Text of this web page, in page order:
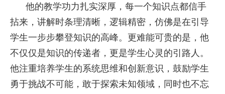
他的教学功力扎实深厚，每一个知识点都信手
拈来，讲解时条理清晰，逻辑精密，仿佛是在引导
学生一步步攀登知识的高峰。更难能可贵的是，他
不仅仅是知识的传递者，更是学生心灵的引路人。
他注重培养学生的系统思维和创新意识，鼓励学生
勇于挑战不可能，敢于探索未知领域，同时也不忘